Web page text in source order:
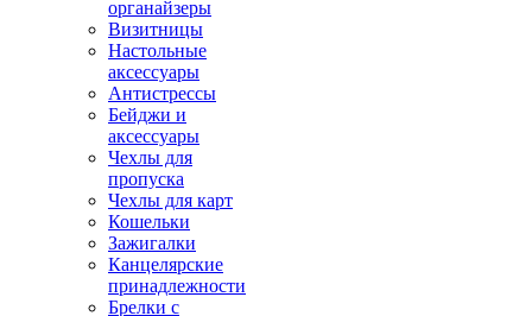
органайзеры
Визитницы
Настольные
аксессуары
Антистрессы
Бейджи и
аксессуары
Чехлы для
пропуска
Чехлы для карт
Кошельки
Зажигалки
Канцелярские
принадлежности
Брелки с